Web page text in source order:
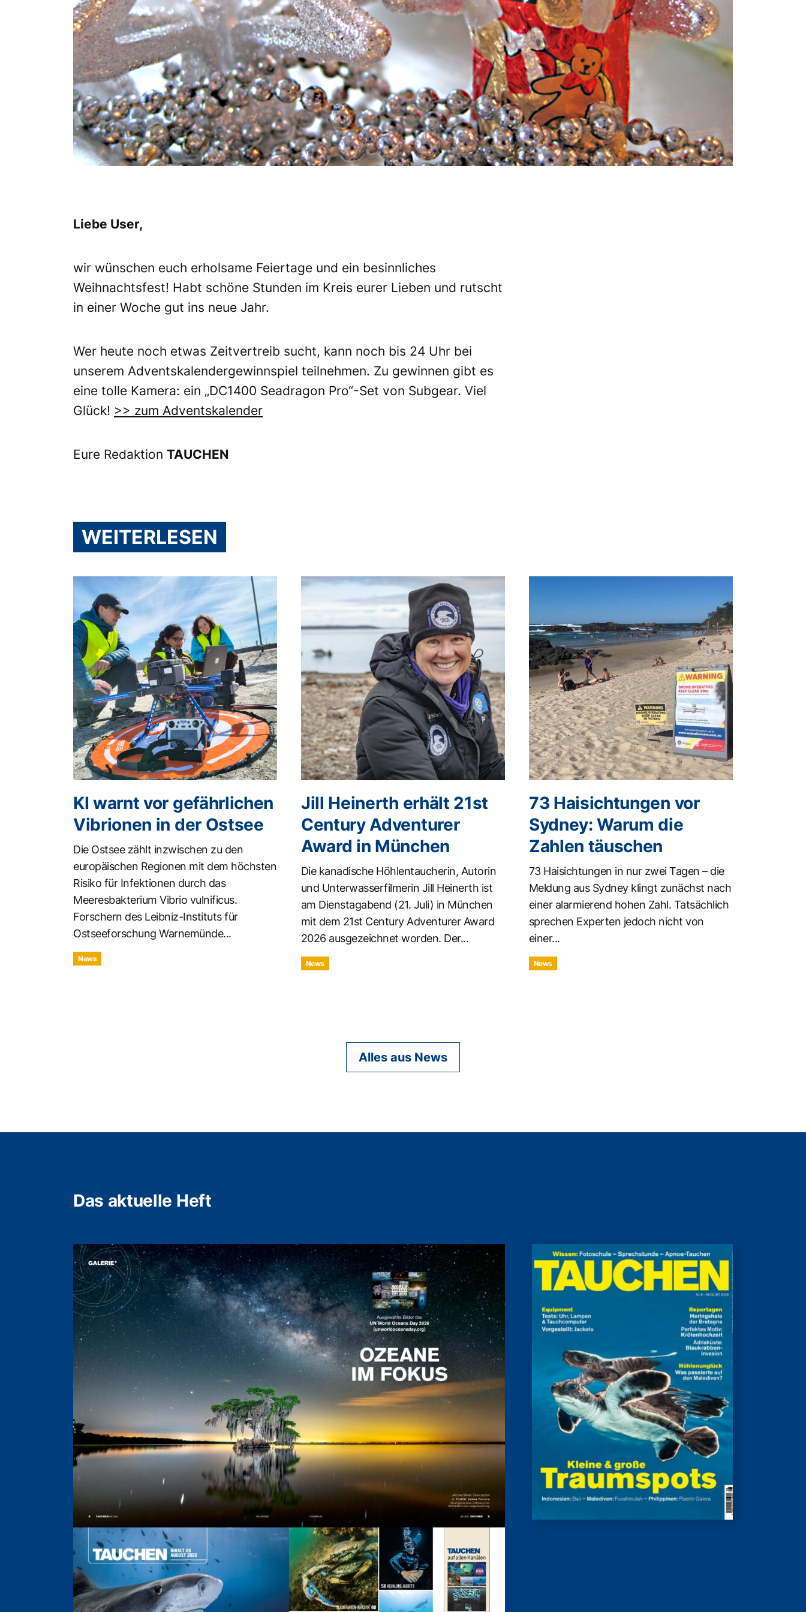
Liebe User,
wir wünschen euch erholsame Feiertage und ein besinnliches
Weihnachtsfest! Habt schöne Stunden im Kreis eurer Lieben und rutscht
in einer Woche gut ins neue Jahr.
Wer heute noch etwas Zeitvertreib sucht, kann noch bis 24 Uhr bei
unserem Adventskalendergewinnspiel teilnehmen. Zu gewinnen gibt es
eine tolle Kamera: ein „DC1400 Seadragon Pro“-Set von Subgear. Viel
Glück! >> zum Adventskalender
Eure Redaktion TAUCHEN
WEITERLESEN
KI warnt vor gefährlichen
Vibrionen in der Ostsee
Die Ostsee zählt inzwischen zu den
europäischen Regionen mit dem höchsten
Risiko für Infektionen durch das
Meeresbakterium Vibrio vulnificus.
Forschern des Leibniz-Instituts für
Ostseeforschung Warnemünde...
News
Jill Heinerth erhält 21st
Century Adventurer
Award in München
Die kanadische Höhlentaucherin, Autorin
und Unterwasserfilmerin Jill Heinerth ist
am Dienstagabend (21. Juli) in München
mit dem 21st Century Adventurer Award
2026 ausgezeichnet worden. Der...
News
73 Haisichtungen vor
Sydney: Warum die
Zahlen täuschen
73 Haisichtungen in nur zwei Tagen – die
Meldung aus Sydney klingt zunächst nach
einer alarmierend hohen Zahl. Tatsächlich
sprechen Experten jedoch nicht von
einer...
News
Alles aus News
Das aktuelle Heft